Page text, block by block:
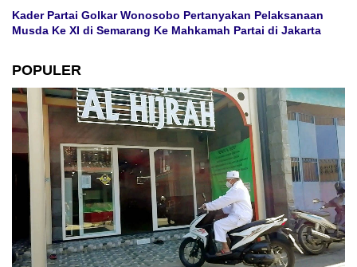
Kader Partai Golkar Wonosobo Pertanyakan Pelaksanaan
Musda Ke XI di Semarang Ke Mahkamah Partai di Jakarta
POPULER